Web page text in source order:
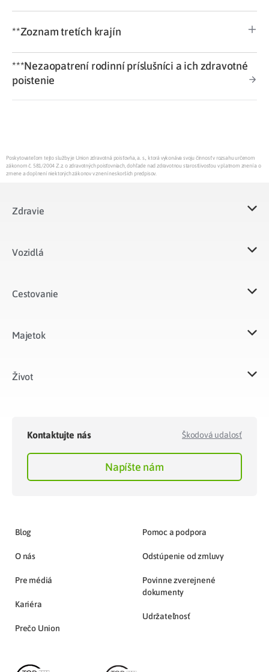
**Zoznam tretích krajín
***Nezaopatrení rodinní príslušníci a ich zdravotné
poistenie
Poskytovateľom tejto služby je Union zdravotná poisťovňa, a. s., ktorá vykonáva svoju činnosť v rozsahu určenom
zákonom č. 581/2004 Z.z. o zdravotných poisťovniach, dohľade nad zdravotnou starostlivosťou v platnom znení a o
zmene a doplnení niektorých zákonov v znení neskorších predpisov.
Zdravie
Vozidlá​
Cestovanie
Majetok​
Život​
Kontaktujte nás Škodová udalosť
Napíšte nám
Blog
O nás
Pre médiá
Kariéra
Prečo Union
Pomoc a podpora
Odstúpenie od zmluvy
Povinne zverejnené
dokumenty
Udržateľnosť